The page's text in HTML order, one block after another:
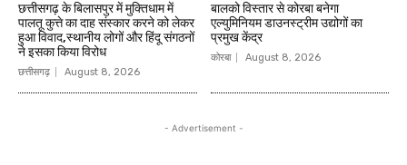
छत्तीसगढ़ के बिलासपुर में मुक्तिधाम में
पालतू कुत्ते का दाह संस्कार करने को लेकर
हुआ विवाद,स्थानीय लोगों और हिंदू संगठनों
ने इसका किया विरोध
छत्तीसगढ़ August 8, 2026
बालको विस्तार से कोरबा बनेगा
एल्युमिनियम डाउनस्ट्रीम उद्योगों का
प्रमुख केंद्र
कोरबा August 8, 2026
- Advertisement -